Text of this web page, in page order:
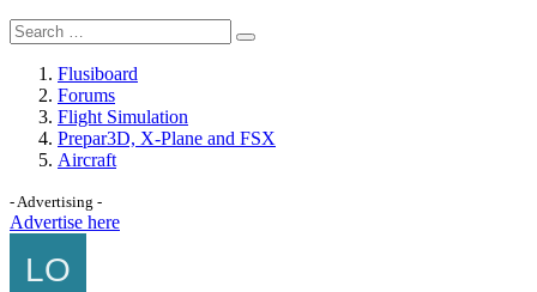
Flusiboard
Forums
Flight Simulation
Prepar3D, X-Plane and FSX
Aircraft
- Advertising -
Advertise here